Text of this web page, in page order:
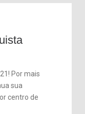
Por mais
sua
centro de